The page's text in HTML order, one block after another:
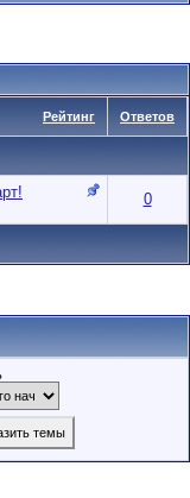
Рейтинг Ответов
0